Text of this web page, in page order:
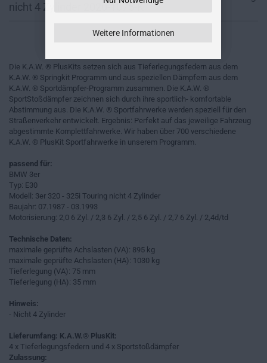
Weitere Informationen
nicht 4 Zylinder 2020-1075-K
Die K.A.W. ® PlusKits setzen sich aus Tieferlegungsfedern aus dem
K.A.W. ® Springkit Programm und aus speziellen Dämpfern aus dem
K.A.W. ® Sportdämpfer-Programm zusammen. Die K.A.W. ®
SportStoßdämpfer zeichnen sich durch ihre sportlich- komfortable
Abstimmung aus. Die K.A.W. ® Sportfahrwerke werden speziell für den
Straßenverkehr entwickelt. Ergebnis: Perfekt auf das jeweilige Fahrzeug
abgestimmte Komplettfahrwerke. Wir haben über 700 verschiedene
K.A.W. ® PlusKit Sportfahrwerke in unserem Programm.
passend für:
BMW 3er
Typ: E30
Modell: 3er 320 - 325i Touring nicht 4 Zylinder
Baujahr: 07.1987 - 03.1993
Motorisierung: 2,0 6 Zyl. / 2,3 6 Zyl. / 2,5 6 Zyl. / 2,7 6 Zyl. / 2,4d/td
Technische Daten:
maximale geprüfte Achslasten (VA): 895 kg
maximale geprüfte Achslasten (HA): 1030 kg
Tieferlegung (VA): 75 mm
Tieferlegung (HA): 35 mm
Hinweis:
- Nicht 4 Zylinder
Lieferumfang: K.A.W.® PlusKit:
4 x Tieferlegungsfedern und 4 x Sportstoßdämpfer
Zulassung: